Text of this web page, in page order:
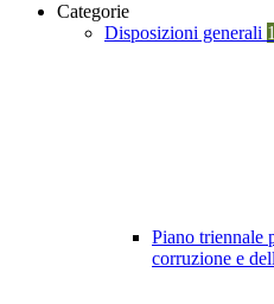
Categorie
Disposizioni generali
Piano triennale
corruzione e